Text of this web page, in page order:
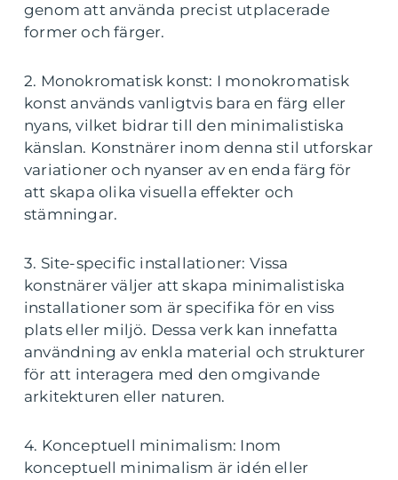
genom att använda precist utplacerade
former och färger.
2. Monokromatisk konst: I monokromatisk
konst används vanligtvis bara en färg eller
nyans, vilket bidrar till den minimalistiska
känslan. Konstnärer inom denna stil utforskar
variationer och nyanser av en enda färg för
att skapa olika visuella effekter och
stämningar.
3. Site-specific installationer: Vissa
konstnärer väljer att skapa minimalistiska
installationer som är specifika för en viss
plats eller miljö. Dessa verk kan innefatta
användning av enkla material och strukturer
för att interagera med den omgivande
arkitekturen eller naturen.
4. Konceptuell minimalism: Inom
konceptuell minimalism är idén eller